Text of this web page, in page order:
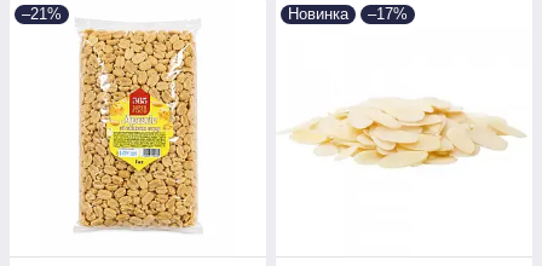
–21% Новинка –17%